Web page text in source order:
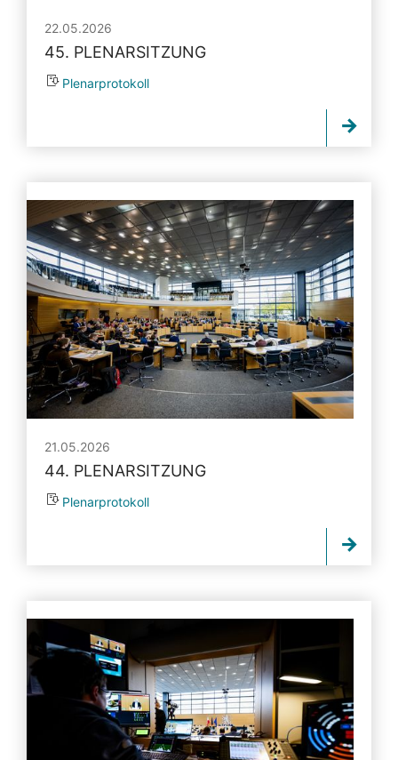
22.05.2026
45. PLENARSITZUNG
Plenarprotokoll
21.05.2026
44. PLENARSITZUNG
Plenarprotokoll